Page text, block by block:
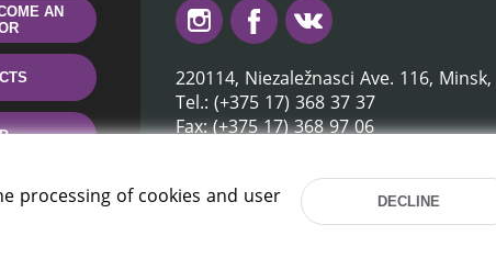
AN
220114, Niezaležnasci Ave. 116,
Tel.: (+375 17) 368 37 37
Fax: (+375 17) 368 97 06
Site
processing of cookies and user
DECLINE